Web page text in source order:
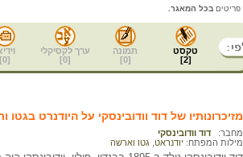
בכל המאגר.
טקסט
[
2
]
תמונה
[
0
]
ערך לקסיקלי
[
0
]
[
0
]
מזיכרונותיו של דוד וודובינסקי על היודנרט בגטו
מחבר:
דוד וודובינסקי
מילות המפתח: יודנראט גטו וארשה